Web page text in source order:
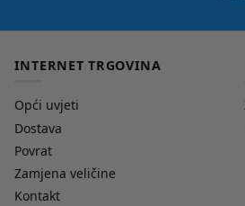
INTERNET TRGOVINA
Opći uvjeti
Dostava
Povrat
Zamjena veličine
Kontakt